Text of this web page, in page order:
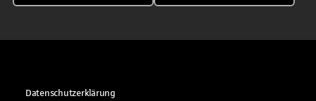
Datenschutzerklärung